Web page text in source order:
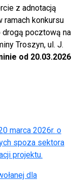
z adnotacją
ramach konkursu
drogą pocztową na
Troszyn, ul. J.
od 20.03.2026
marca 2026r. o
spoza sektora
projektu.
dla